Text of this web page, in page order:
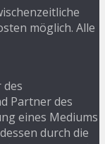
möglich. Alle
des
Partner des
eines Mediums
durch die